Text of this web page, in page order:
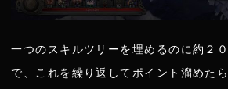
一つのスキルツリーを埋めるのに約２
で、これを繰り返してポイント溜めた